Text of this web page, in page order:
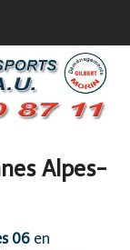
Alpes-
06 en